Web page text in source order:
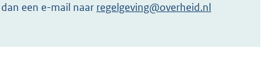
een e-mail naar regelgeving@overheid.nl